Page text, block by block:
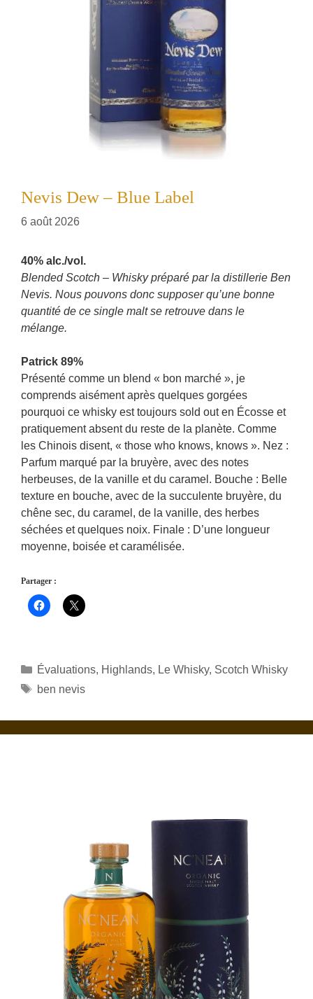
Nevis Dew – Blue Label
6 août 2026
40% alc./vol.
Blended Scotch – Whisky préparé par la distillerie Ben
Nevis. Nous pouvons donc supposer qu’une bonne
quantité de ce single malt se retrouve dans le
mélange.
Patrick 89%
Présenté comme un blend « bon marché », je
comprends aisément après quelques gorgées
pourquoi ce whisky est toujours sold out en Écosse et
pratiquement absent du reste de la planète. Comme
les Chinois disent, « those who knows, knows ». Nez :
Parfum marqué par la bruyère, avec des notes
herbeuses, de la vanille et du caramel. Bouche : Belle
texture en bouche, avec de la succulente bruyère, du
chêne sec, du caramel, de la vanille, des herbes
séchées et quelques noix. Finale : D’une longueur
moyenne, boisée et caramélisée.
Partager :
Catégories
Évaluations, Highlands, Le Whisky, Scotch Whisky
Étiquettes
ben nevis